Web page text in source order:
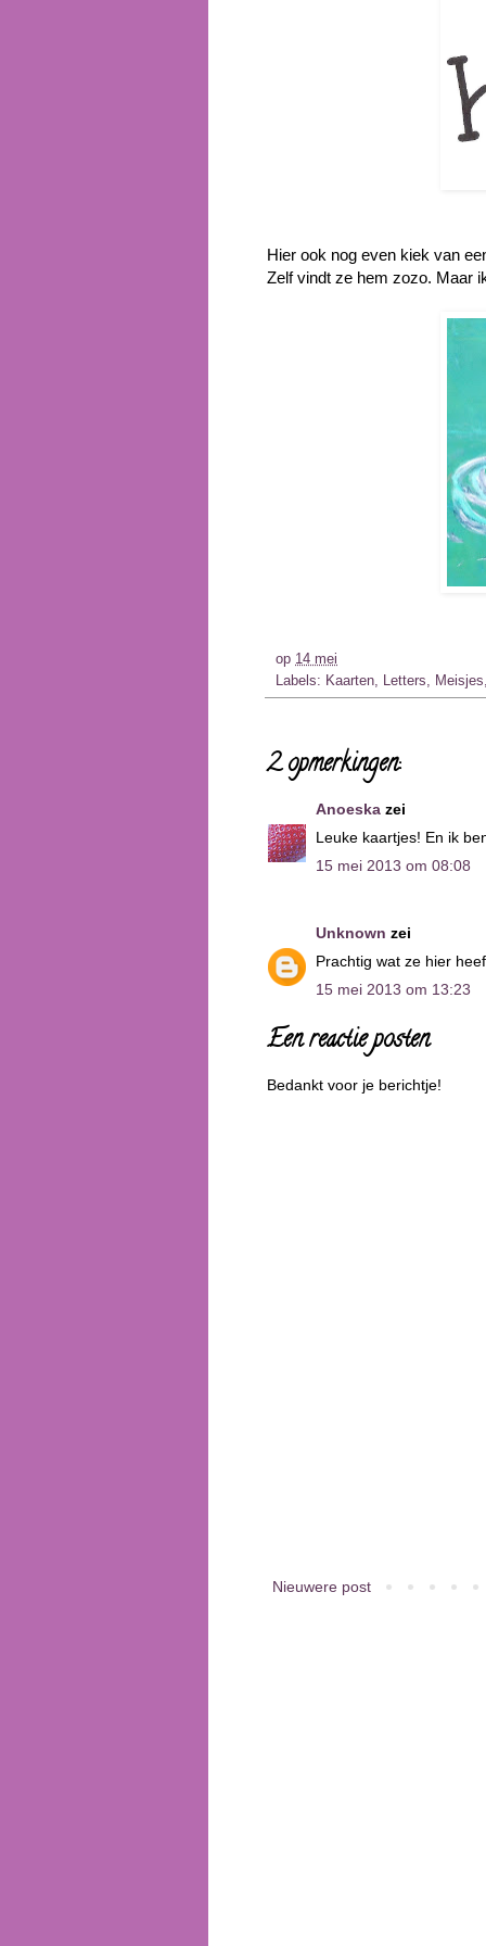
Hier ook nog even kiek van
Zelf vindt ze hem zozo. Maar
op 14 mei
Labels: Kaarten, Letters, Meisjes
2 opmerkingen:
Anoeska zei
Leuke kaartjes! En ik
15 mei 2013 om 08:08
Unknown zei
Prachtig wat ze hier
15 mei 2013 om 13:23
Een reactie posten
Bedankt voor je berichtje!
Nieuwere post